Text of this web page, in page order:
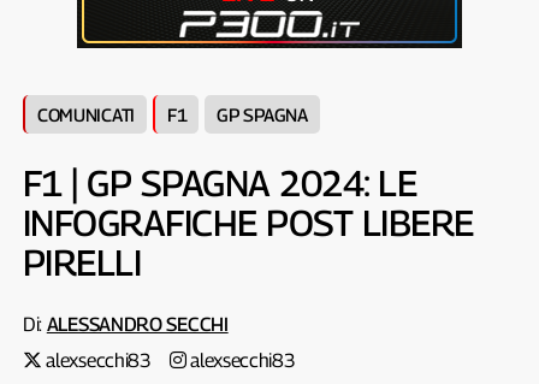
COMUNICATI F1 GP SPAGNA
F1 | GP SPAGNA 2024: LE
INFOGRAFICHE POST LIBERE
PIRELLI
Di: ALESSANDRO SECCHI
alexsecchi83
alexsecchi83